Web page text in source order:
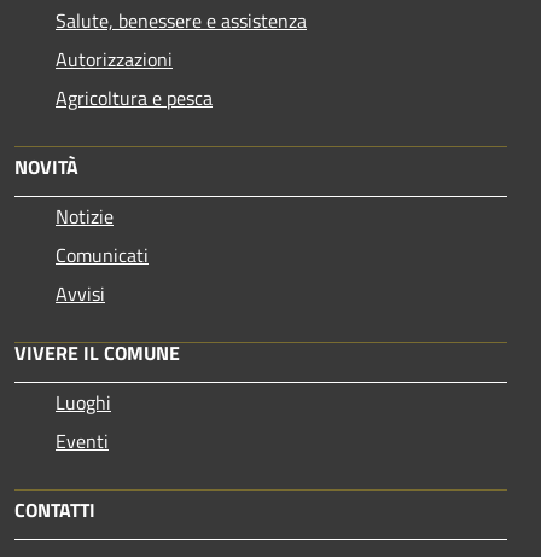
Salute, benessere e assistenza
Autorizzazioni
Agricoltura e pesca
NOVITÀ
Notizie
Comunicati
Avvisi
VIVERE IL COMUNE
Luoghi
Eventi
CONTATTI